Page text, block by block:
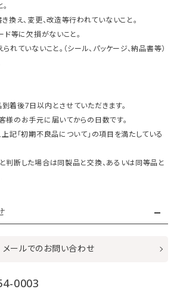
換え、変更、改造等行われていないこと。
ド等に欠損がないこと。
れていないこと。（シール、パッケージ、納品書等）
後7日以内とさせていただきます。
のお手元に届いてからの日数です。
記「初期不良品について」の項目を満たしている
断した場合は同製品と交換、あるいは同等品と
メールでのお問い合わせ
0003